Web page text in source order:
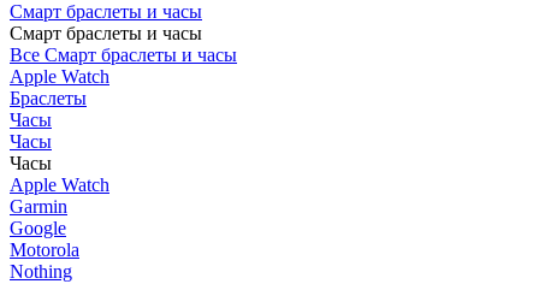
Смарт браслеты и часы
Смарт браслеты и часы
Все Смарт браслеты и часы
Apple Watch
Браслеты
Часы
Часы
Часы
Apple Watch
Garmin
Google
Motorola
Nothing